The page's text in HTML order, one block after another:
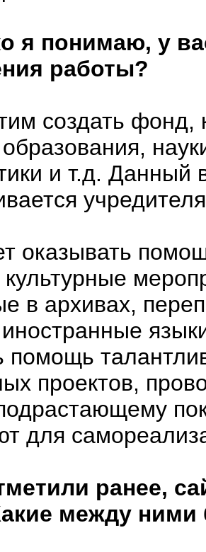
я понимаю, у
работы?
создать фонд,
и т.д. Данный
оказывать
в архивах,
помощь
проектов,
для
ранее,
между ними